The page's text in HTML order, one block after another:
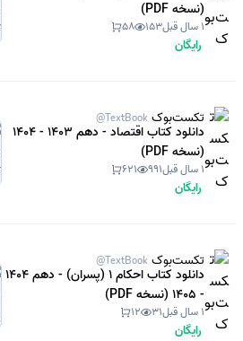
(نسخه PDF)
1 سال قبل 153
58
رایگان
تکست‌بوک @TextBook
دانلود کتاب اقتصاد - دهم 1403 - 1404
(نسخه PDF)
1 سال قبل 991
621
رایگان
تکست‌بوک @TextBook
دانلود کتاب احکام 1 (پسران) - دهم 1404
- 1405 (نسخه PDF)
1 سال قبل 31
12
رایگان